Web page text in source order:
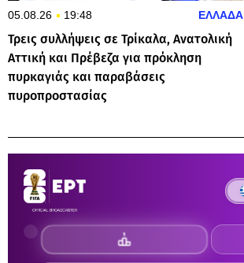
05.08.26 19:48 ΕΛΛΑΔΑ
Τρεις συλλήψεις σε Τρίκαλα, Ανατολική
Αττική και Πρέβεζα για πρόκληση
πυρκαγιάς και παραβάσεις
πυροπροστασίας